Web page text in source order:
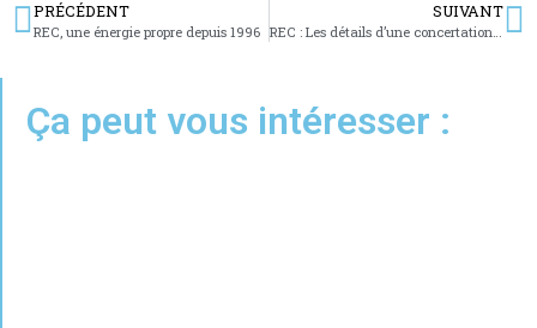
PRÉCÉDENT
REC, une énergie propre depuis 1996
SUIVANT
REC : Les détails d’une concertation publique
Ça peut vous intéresser :